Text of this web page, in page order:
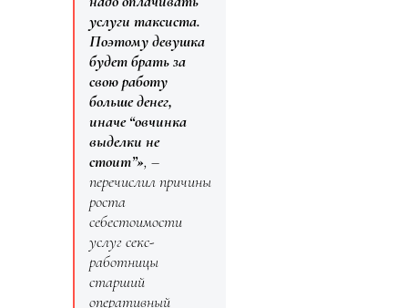
услуги таксиста.
Поэтому девушка
будет брать за
свою работу
больше денег,
иначе “овчинка
выделки не
стоит”», –
перечислил причины
роста
себестоимости
услуг секс-
работницы
старший
оперативный